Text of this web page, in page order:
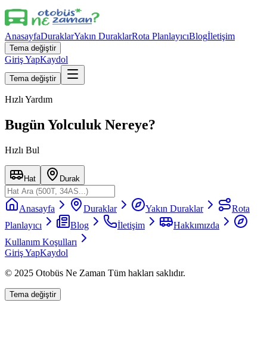
AnasayfaDuraklarYakın DuraklarRota PlanlayıcıBlogİletişim
Tema değiştir
Giriş YapKaydol
Tema değiştir
Hızlı Yardım
Bugün Yolculuk Nereye?
Hızlı Bul
Hat Durak
Anasayfa Duraklar Yakın Duraklar
Rota
Planlayıcı
Blog İletişim
Hakkımızda
Kullanım Koşulları
Giriş YapKaydol
© 2025 Otobüs Ne Zaman Tüm hakları saklıdır.
Tema değiştir